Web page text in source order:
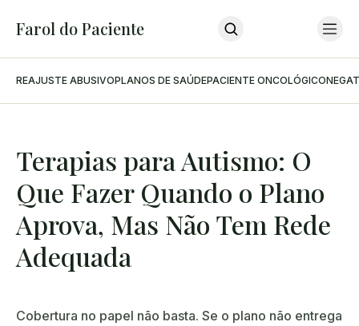
Farol do Paciente
Home
Contato
INSCREVA-SE
REAJUSTE ABUSIVOPLANOS DE SAÚDEPACIENTE ONCOLÓGICO
Terapias para Autismo: O
Que Fazer Quando o Plano
Aprova, Mas Não Tem Rede
Adequada
Cobertura no papel não basta. Se o plano não entrega